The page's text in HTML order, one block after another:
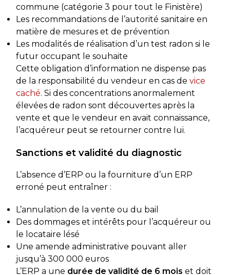
commune (catégorie 3 pour tout le Finistère)
Les recommandations de l’autorité sanitaire en
matière de mesures et de prévention
Les modalités de réalisation d’un test radon si le
futur occupant le souhaite
Cette obligation d’information ne dispense pas
de la responsabilité du vendeur en cas de vice
caché. Si des concentrations anormalement
élevées de radon sont découvertes après la
vente et que le vendeur en avait connaissance,
l’acquéreur peut se retourner contre lui.
Sanctions et validité du diagnostic
L’absence d’ERP ou la fourniture d’un ERP
erroné peut entraîner :
L’annulation de la vente ou du bail
Des dommages et intérêts pour l’acquéreur ou
le locataire lésé
Une amende administrative pouvant aller
jusqu’à 300 000 euros
L’ERP a une durée de validité de 6 mois et doit